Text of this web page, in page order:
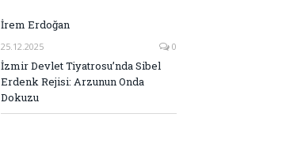
İrem Erdoğan
25.12.2025 0
İzmir Devlet Tiyatrosu’nda Sibel
Erdenk Rejisi: Arzunun Onda
Dokuzu